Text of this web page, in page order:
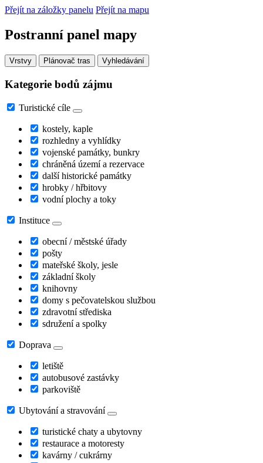
Přejít na záložky panelu Přejít na mapu
Postranní panel mapy
Vrstvy Plánovač tras Vyhledávání
Kategorie bodů zájmu
Turistické cíle
kostely, kaple
rozhledny a vyhlídky
vojenské památky, bunkry
chráněná území a rezervace
další historické památky
hrobky / hřbitovy
vodní plochy a toky
Instituce
obecní / městské úřady
pošty
mateřské školy, jesle
základní školy
knihovny
domy s pečovatelskou službou
zdravotní střediska
sdružení a spolky
Doprava
letiště
autobusové zastávky
parkoviště
Ubytování a stravování
turistické chaty a ubytovny
restaurace a motoresty
kavárny / cukrárny